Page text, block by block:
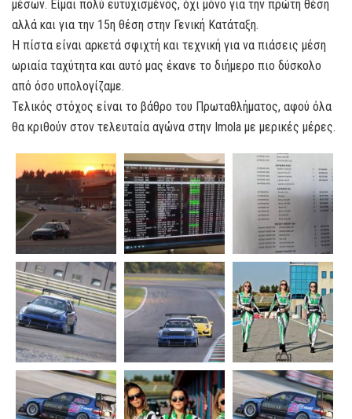
μέσων. Είμαι πολύ ευτυχισμένος, όχι μόνο για την πρώτη θέση
αλλά και για την 15η θέση στην Γενική Κατάταξη.
Η πίστα είναι αρκετά σφιχτή και τεχνική για να πιάσεις μέση
ωριαία ταχύτητα και αυτό μας έκανε το διήμερο πιο δύσκολο
από όσο υπολογίζαμε.
Τελικός στόχος είναι το βάθρο του Πρωταθλήματος, αφού όλα
θα κριθούν στον τελευταία αγώνα στην Imola με μερικές μέρες.